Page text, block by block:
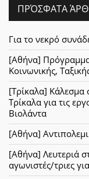
ΠΡΌΣΦΑΤΑ
Για το νεκρό
[Αθήνα]
Κοινωνικής,
[Τρίκαλα] Κάλεσμα
Τρίκαλα για τις
Βιολάντα
[Αθήνα]
[Αθήνα] Λευτεριά
αγωνιστές/τριες